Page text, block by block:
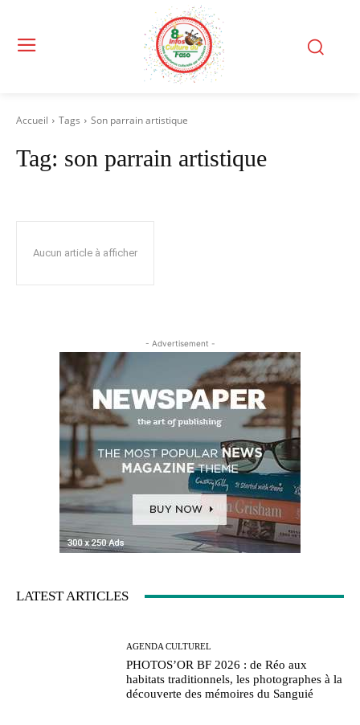
Accueil Tags Son parrain artistique
Tag: son parrain artistique
Aucun article à afficher
- Advertisement -
LATEST ARTICLES
AGENDA CULTUREL
PHOTOS’OR BF 2026 : de Réo aux
habitats traditionnels, les photographes à la
découverte des mémoires du Sanguié